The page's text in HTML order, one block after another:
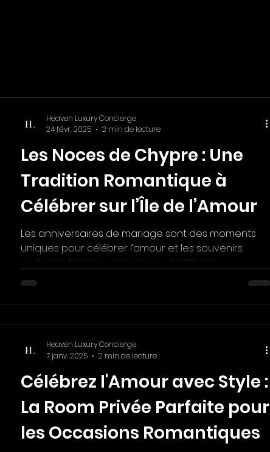
Les Noces de Chypre : Une
Tradition Romantique à
Célébrer sur l’Île de l’Amour
Les anniversaires de mariage sont des moments
uniques pour célébrer l’amour et les souvenirs
partagés. Parmi eux, les noces de Chypre ,...
Heaven Luxury Concierge
24 févr. 2025
2 min de lecture
Célébrez l'Amour avec Style :
La Room Privée Parfaite pour
les Occasions Romantiques
Heaven Luxury Concierge
7 janv. 2025
2 min de lecture